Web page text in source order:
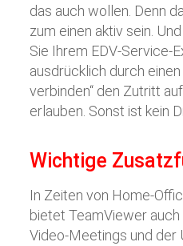
das auch wollen. Denn
zum einen aktiv sein.
Sie Ihrem EDV-Service-
ausdrücklich durch
verbinden“ den Zutritt
erlauben. Sonst ist kein
Wichtige
In Zeiten von Home-
bietet TeamViewer
Video-Meetings und